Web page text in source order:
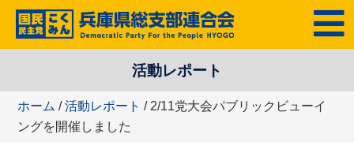
テ
ツ
MENU
活動レポート
ホーム /活動レポート / 2/11党大会パブリックビューイ
ングを開催しました